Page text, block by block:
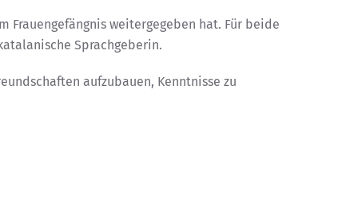
weitergegeben hat. Für beide
Sprachgeberin.
aufzubauen, Kenntnisse zu